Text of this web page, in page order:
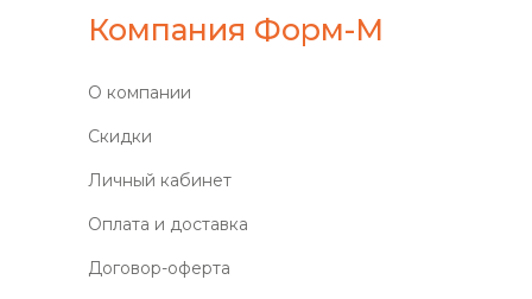
Компания Форм-М
О компании
Скидки
Личный кабинет
Оплата и доставка
Договор-оферта